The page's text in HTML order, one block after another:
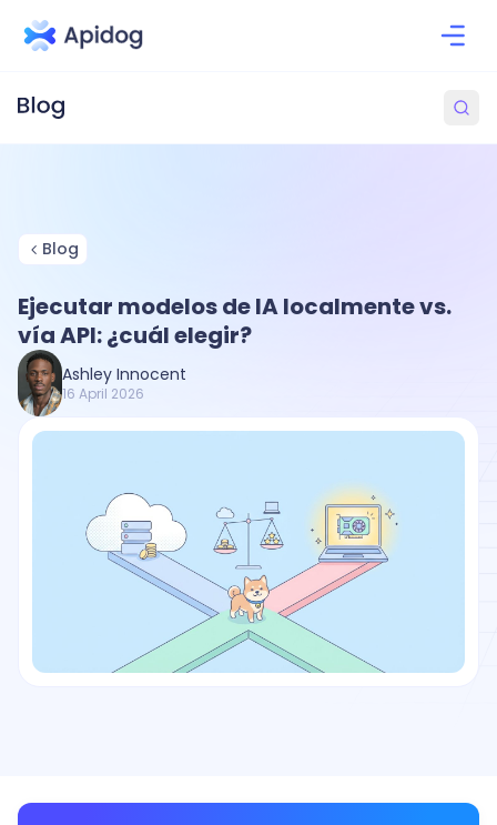
Blog
Ejecutar modelos de IA localmente vs.
vía API: ¿cuál elegir?
Ashley Innocent
16 April 2026